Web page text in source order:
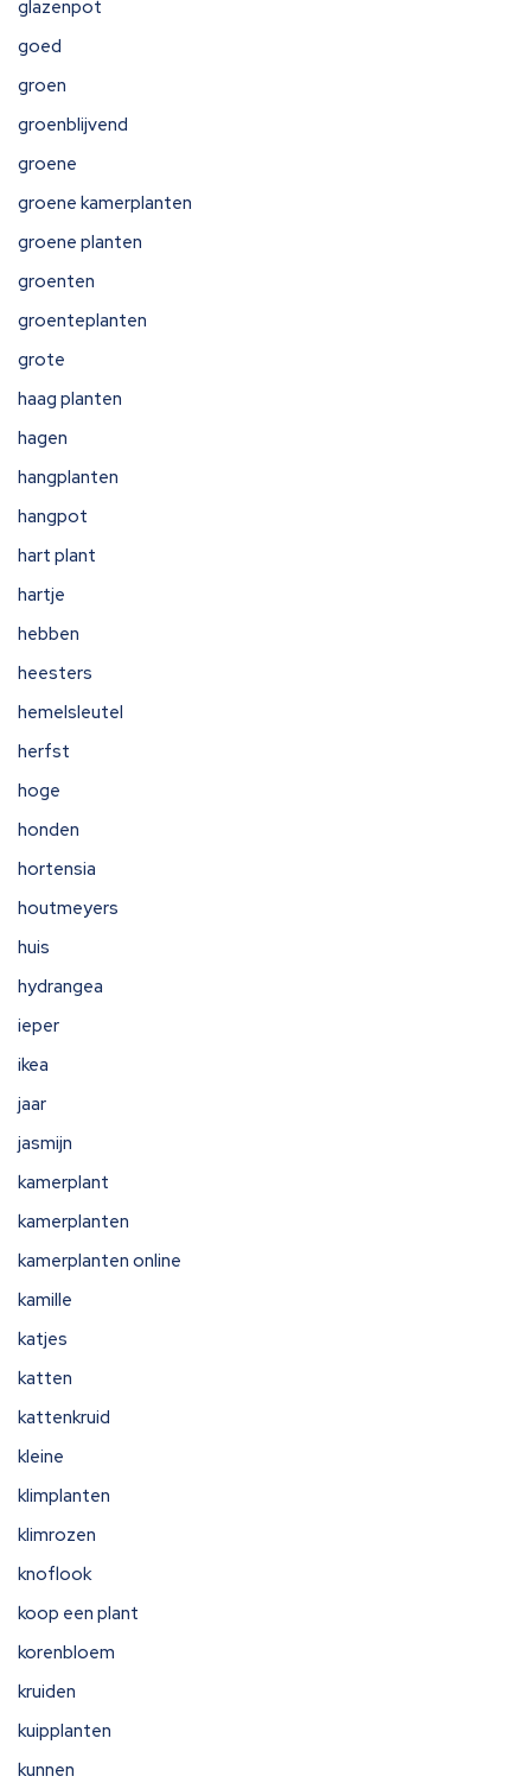
glazenpot
goed
groen
groenblijvend
groene
groene kamerplanten
groene planten
groenten
groenteplanten
grote
haag planten
hagen
hangplanten
hangpot
hart plant
hartje
hebben
heesters
hemelsleutel
herfst
hoge
honden
hortensia
houtmeyers
huis
hydrangea
ieper
ikea
jaar
jasmijn
kamerplant
kamerplanten
kamerplanten online
kamille
katjes
katten
kattenkruid
kleine
klimplanten
klimrozen
knoflook
koop een plant
korenbloem
kruiden
kuipplanten
kunnen